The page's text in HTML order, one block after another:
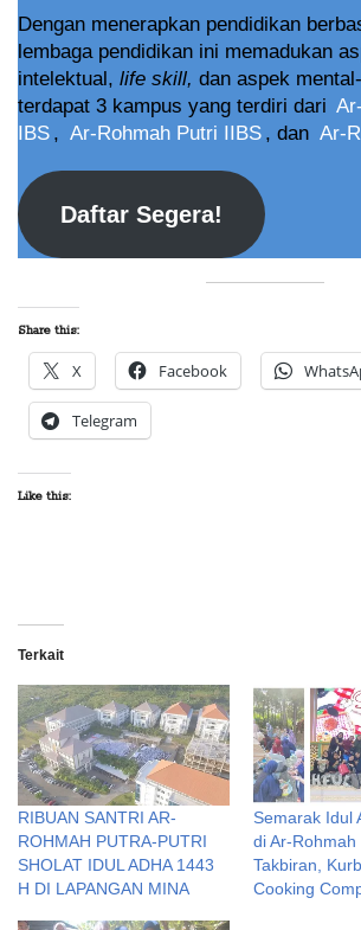
Dengan menerapkan pendidikan
lembaga pendidikan ini memadukan
intelektual, life skill, dan aspek
terdapat 3 kampus yang terdiri dari
IBS , Ar-Rohmah Putri IIBS , dan Ar-
Daftar Segera!
Share this:
X Facebook
Telegram
Like this:
Terkait
RIBUAN SANTRI AR-
ROHMAH PUTRA-PUTRI
SHOLAT IDUL ADHA 1443
H DI LAPANGAN MINA
Semarak Idul
di Ar-Rohmah
Takbiran,
Cooking